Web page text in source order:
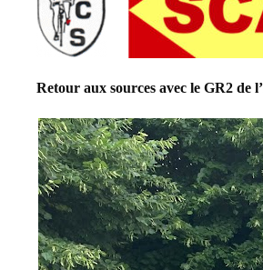
Retour aux sources avec le GR2 de